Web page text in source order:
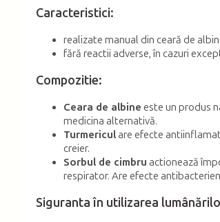
Caracteristici:
realizate manual din ceară de
fără reactii adverse, în cazuri
Compozitie:
Ceara de albine este un produs
medicina alternativă.
Turmericulare efecte
creier.
Sorbul de cimbru actionează
respirator. Are efecte
Siguranta în utilizarea